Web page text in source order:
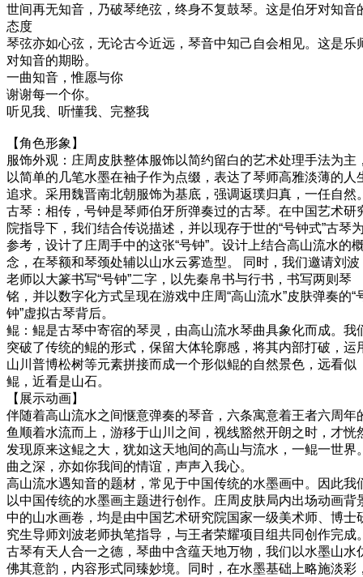
世间再无知音，乃破琴绝弦，终身不复鼓琴。这是伯牙对知音
态度
琴弦亦如心弦，无论古今近远，琴音中知己自会相见。这是乐
对知音的期盼。
一曲知音，惟愿与你
谢谢每一个你。
听见我、听懂我、完整我
【角色形象】
服饰外观：庄周皮肤整体服饰以简约留白的艺术处理手法为主
以简单的几笔水墨在袖子作为点缀，表达了琴师高雅淡薄的人
追求。采用魏晋南北朝服饰为基底，强调返璞归真，一任自然
古琴：相传，号钟是琴师伯牙所弹奏过的古琴。在中国艺术研
院指导下，我们结合传说描述，并以现存于世的“号钟式”古琴
参考，设计了庄周手中的这张“号钟”。设计上结合高山流水的
念，在琴额和琴颈处辅以山水云雾造型。 同时，我们邀请刘波
老师以大篆书写“号钟”二字，以先秦帛书与行书，书写两则琴
铭，并以数字化方式呈现在游戏中庄周“高山流水”皮肤弹奏的“
钟”虚拟古琴背后。
鲲：鲲是古琴中寄宿的琴灵，由高山流水琴曲具象化而成。我
突破了传统的鲲的形式，保留大体轮廓感，将其内部打破，运
山川普博松树等元素拼接而成一个形似鲲的自然景色，远看似
鲲，近看是山石。
【展示动画】
伴随着高山流水之间惬意弹奏的琴音，六条寓意着王者六周年
鱼顺着水流而上，游移于山川之间，视线豁然开朗之时，才恍
发现原来这鲲之大，犹如这天地间的高山与流水，一鲲一世界
曲之深，亦如你我间的情谊，声声入我心。
高山流水遇知音的题材，常见于中国传统的水墨画中。因此我
以中国传统的水墨画主题进行创作。庄周皮肤局内出场动画背
中的山水画卷，均是由中国艺术研究院国家一级美术师、博士
究生导师刘波老师执笔指导，与王者荣耀项目组共同创作完成
古琴有天人合一之德，琴曲中含蕴天地万物，我们以水墨山水
佛其意韵，内容形式同臻妙境。同时，在水墨基础上略施淡彩